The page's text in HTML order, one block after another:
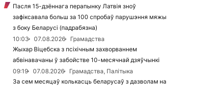
Пасля 15-дзённага перапынку Латвія зноў
зафіксавала больш за 100 спробаў парушэння мяжы
з боку Беларусі (падрабязна)
10:03
07.08.2026
Грамадства
Жыхар Віцебска з псіхічным захворваннем
абвінавачаны ў забойстве 10-месячнай дзяўчынкі
09:19
07.08.2026
Грамадства, Палітыка
За сем месяцаў колькасць беларусаў з дазволам на